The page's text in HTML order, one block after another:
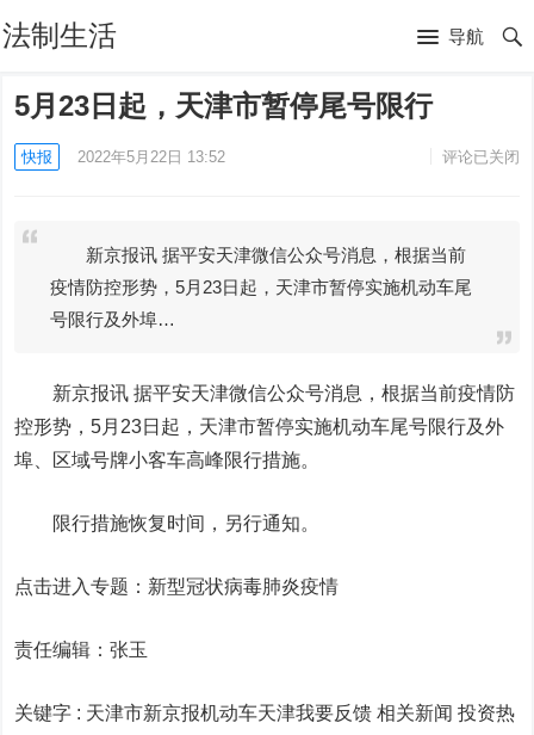
法制生活 导航
5月23日起，天津市暂停尾号限行
快报 2022年5月22日 13:52 评论已关闭
新京报讯 据平安天津微信公众号消息，根据当前
疫情防控形势，5月23日起，天津市暂停实施机动车尾
号限行及外埠…
新京报讯 据平安天津微信公众号消息，根据当前疫情防
控形势，5月23日起，天津市暂停实施机动车尾号限行及外
埠、区域号牌小客车高峰限行措施。
限行措施恢复时间，另行通知。
点击进入专题：新型冠状病毒肺炎疫情
责任编辑：张玉
关键字 : 天津市新京报机动车天津我要反馈 相关新闻投资热